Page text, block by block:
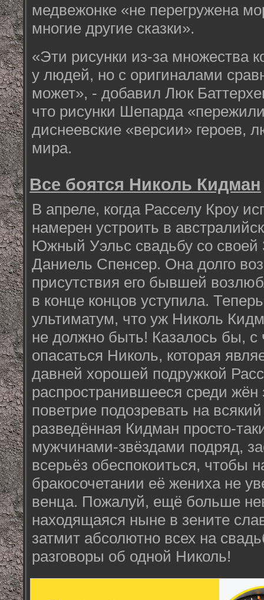
медвежонке «не перегружена
многие другие сказки».
«Эти рисунки из-за множества
у людей, но с оригиналами
может», - добавил Люк
что рисунки Шепарда
диснеевские «версии» героев,
мира.
Все боятся Николь Кидман
В апреле, когда Расселу Кроу
намерен устроить в
Южный Уэльс свадьбу со своей
Даниель Спенсер. Она долго
присутствия его бывшей
в конце концов уступила.
ультиматум, что уж Николь
не должно быть! Казалось бы, с
опасаться Николь, которая
давней хорошей подружкой
распространившееся среди жён
поветрие подозревать на
разведённая Кидман просто-
мужчинами-звёздами подряд,
всерьёз обеспокоиться, чтобы
бракосочетании её жениха не
венца. Пожалуй, ещё больше
находящаяся ныне в зените
затмит абсолютно всех на
разговоры об одной Николь!